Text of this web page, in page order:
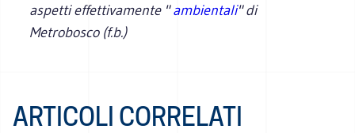
aspetti effettivamente "ambientali" di
Metrobosco (f.b.)
ARTICOLI CORRELATI